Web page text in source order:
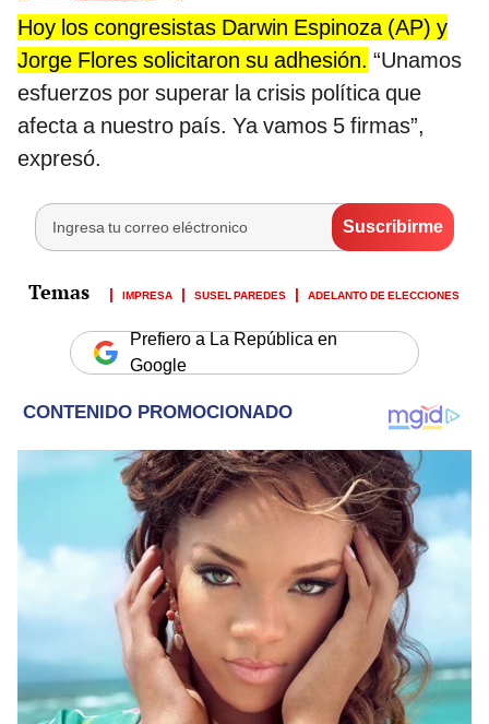
Hoy los congresistas Darwin Espinoza (AP) y
Jorge Flores solicitaron su adhesión. “Unamos
esfuerzos por superar la crisis política que
afecta a nuestro país. Ya vamos 5 firmas”,
expresó.
IMPRESA SUSEL PAREDES ADELANTO DE ELECCIONES
Prefiero a La República en
Google